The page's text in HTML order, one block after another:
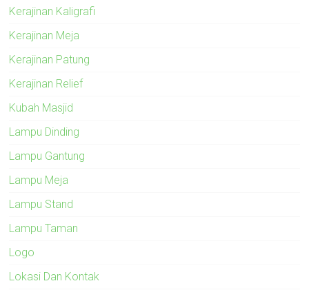
Kerajinan Kaligrafi
Kerajinan Meja
Kerajinan Patung
Kerajinan Relief
Kubah Masjid
Lampu Dinding
Lampu Gantung
Lampu Meja
Lampu Stand
Lampu Taman
Logo
Lokasi Dan Kontak